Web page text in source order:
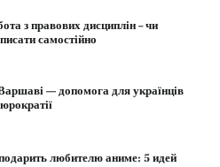
з правових дисциплін – чи
самостійно
— допомога для українців
любителю аниме: 5 идей